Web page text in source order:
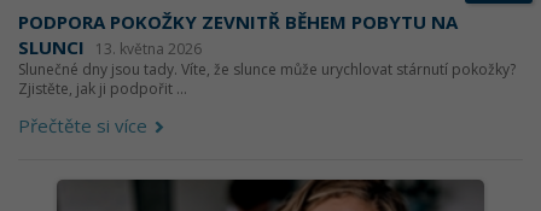
PODPORA POKOŽKY ZEVNITŘ BĚHEM POBYTU NA
SLUNCI
13. května 2026
Slunečné dny jsou tady. Víte, že slunce může urychlovat stárnutí pokožky?
Zjistěte, jak ji podpořit ...
Přečtěte si více